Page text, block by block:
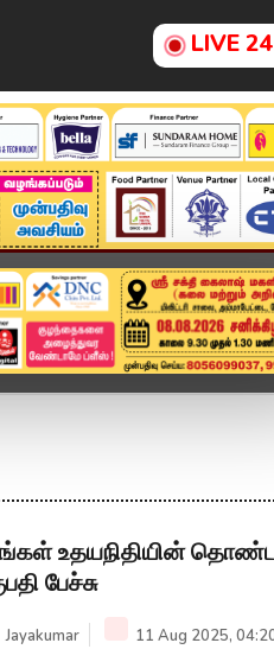
LIVE
சினிமா அரசியல்
உதயநிதியின்
பேச்சு
Jayakumar 11 Aug 2025,